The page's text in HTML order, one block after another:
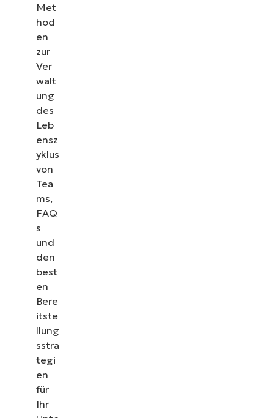
Met
hod
en
zur
Ver
walt
ung
des
Leb
ensz
yklus
von
Tea
ms,
FAQ
s
und
den
best
en
Bere
itste
llung
sstra
tegi
en
für
Ihr